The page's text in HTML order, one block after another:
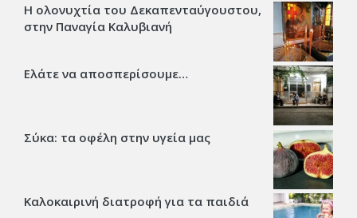
Η ολονυχτία του Δεκαπενταύγουστου,
στην Παναγία Καλυβιανή
Ελάτε να αποσπερίσουμε…
Σύκα: τα οφέλη στην υγεία μας
Καλοκαιρινή διατροφή για τα παιδιά